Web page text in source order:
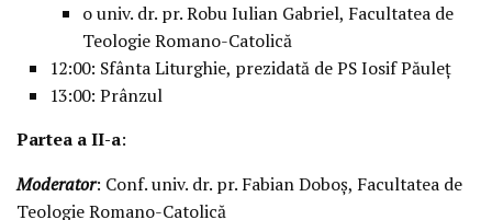
o univ. dr. pr. Robu Iulian Gabriel, Facultatea de
Teologie Romano-Catolică
12:00: Sfânta Liturghie, prezidată de PS Iosif Păuleț
13:00: Prânzul
Partea a II-a:
Moderator: Conf. univ. dr. pr. Fabian Doboș, Facultatea de
Teologie Romano-Catolică